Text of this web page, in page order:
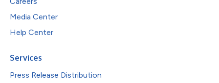
Media Center
Help Center
Services
Press Release Distribution